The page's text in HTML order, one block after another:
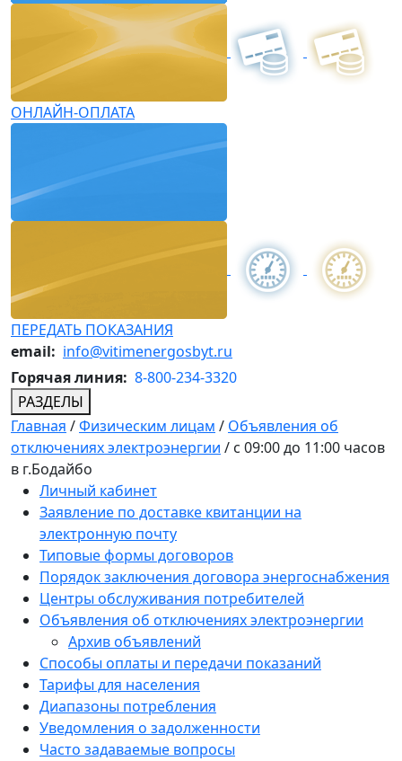
ОНЛАЙН-ОПЛАТА
ПЕРЕДАТЬ ПОКАЗАНИЯ
email: info@vitimenergosbyt.ru
Горячая линия: 8-800-234-3320
РАЗДЕЛЫ
Главная /Физическим лицам / Объявления об
отключениях электроэнергии / с 09:00 до 11:00 часов
в г.Бодайбо
Личный кабинет
Заявление по доставке квитанции на
электронную почту
Типовые формы договоров
Порядок заключения договора энергоснабжения
Центры обслуживания потребителей
Объявления об отключениях электроэнергии
Архив объявлений
Способы оплаты и передачи показаний
Тарифы для населения
Диапазоны потребления
Уведомления о задолженности
Часто задаваемые вопросы